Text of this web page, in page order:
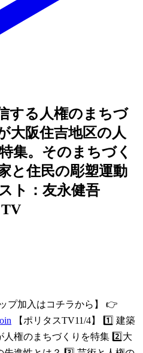
する人権のまちづ
大阪住吉地区の人
集。そのまちづく
と住民の彫塑運動
ト：友永健吾
TV
プ加入はコチラから】 👉
【ポリタスTV11/4】 1️⃣ 建築
権のまちづくりを特集 2️⃣大